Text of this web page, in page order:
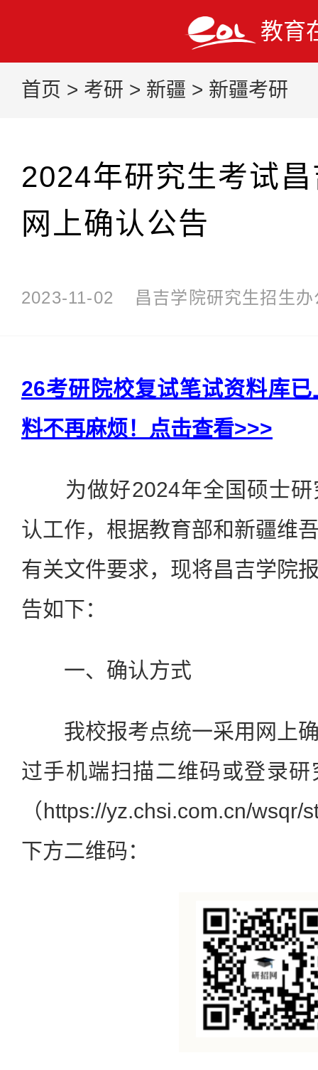
教育
首页 > 考研 > 新疆 > 新疆考研
2024年研究生考试
网上确认公告
2023-11-02 昌吉学院研究生招生
26考研院校复试笔试资料库
料不再麻烦！点击查看>>>
为做好2024年全国硕士研
认工作，根据教育部和新疆维
有关文件要求，现将昌吉学院
告如下：
一、确认方式
我校报考点统一采用网上确
过手机端扫描二维码或登录
（https://yz.chsi.com.cn/
下方二维码：